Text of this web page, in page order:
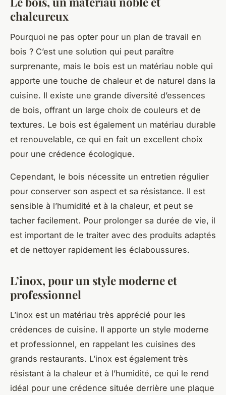
chaleureux
Pourquoi ne pas opter pour un plan de travail en
bois ? C’est une solution qui peut paraître
surprenante, mais le bois est un matériau noble qui
apporte une touche de chaleur et de naturel dans la
cuisine. Il existe une grande diversité d’essences
de bois, offrant un large choix de couleurs et de
textures. Le bois est également un matériau durable
et renouvelable, ce qui en fait un excellent choix
pour une crédence écologique.
Cependant, le bois nécessite un entretien régulier
pour conserver son aspect et sa résistance. Il est
sensible à l’humidité et à la chaleur, et peut se
tacher facilement. Pour prolonger sa durée de vie, il
est important de le traiter avec des produits adaptés
et de nettoyer rapidement les éclaboussures.
L’inox, pour un style moderne et
professionnel
L’inox est un matériau très apprécié pour les
crédences de cuisine. Il apporte un style moderne
et professionnel, en rappelant les cuisines des
grands restaurants. L’inox est également très
résistant à la chaleur et à l’humidité, ce qui le rend
idéal pour une crédence située derrière une plaque